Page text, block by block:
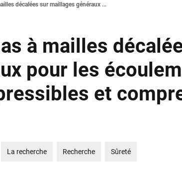
décalées sur maillages généraux ...
à mailles
pour les
et
La recherche Recherche Sûreté